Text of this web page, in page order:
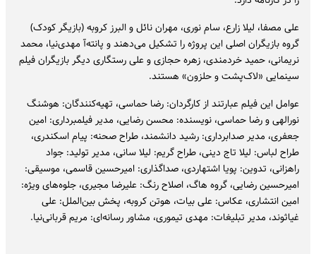
علی مصفا، لیلا زارع، سام نوری، مهران نائل و البرز کروبه (بازیگر کودک)
گروه بازیگران اصلی این پروژه را تشکیل می‌دهند و پانته‌آ مهدی‌نیا، محمد
نریمانی، حمید خردمندی، زهره حجازی و علی رستگاری دیگر بازیگران فیلم
سینمایی «لاک‌پشت و حلزون» هستند.
عوامل این فیلم عبارتند از کارگردان: رضا حماسی، تهیه‌کنندگان: هوشنگ
نورالهی و رضا حماسی، نویسنده: محسن رضایی، مدیر فیلمبرداری: امین
جعفری، مدیر صدابرداری: رشید دانشمند، طراح صحنه: پیام اسکندری،
طراح لباس: لیلا تاج دینی، طراح گریم: لیلا سانی، مدیر تولید: جواد
راهزانی، تدوین: پویا اشتهاردی، صداگذاری: امیرحسین قاسمی، موسیقی:
امیرحسین رضایی، گروه هاگ، اصلاح رنگ: علیرضا مجیری، جلوه‌های ویژه:
امین انتشاری، عکاس: علی بیات، هوتن کروبه، پخش بین‌الملل: علی
غیاثوند، مدیر تبلیغات: مهدی تیموری، مشاور رسانه‌ای: مریم قربانی‌نیا.